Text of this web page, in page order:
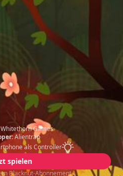
Whitethorn Games
Alientrap
als Controller
spielen
Blacknut-Abonnement